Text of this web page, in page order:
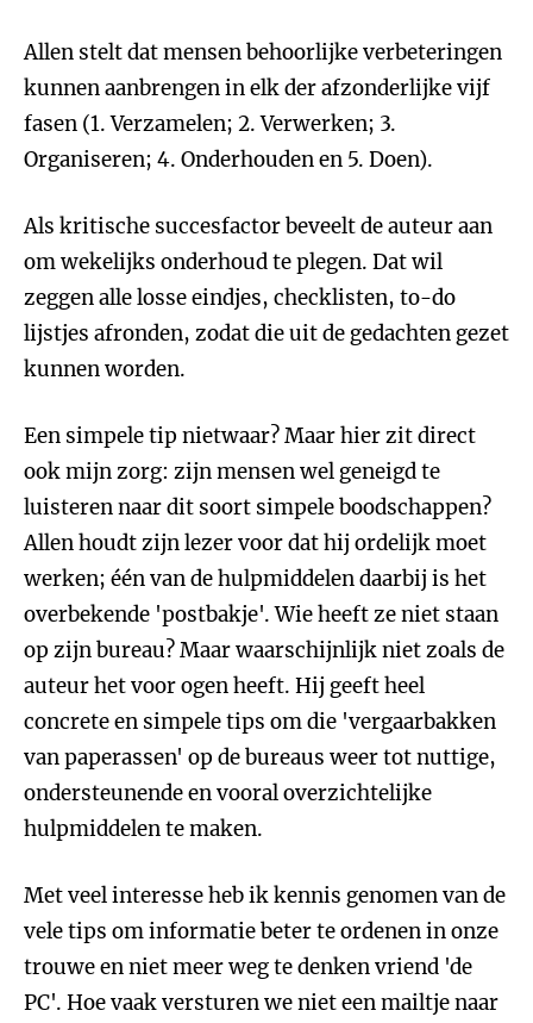
Allen stelt dat mensen behoorlijke verbeteringen
kunnen aanbrengen in elk der afzonderlijke vijf
fasen (1. Verzamelen; 2. Verwerken; 3.
Organiseren; 4. Onderhouden en 5. Doen).
Als kritische succesfactor beveelt de auteur aan
om wekelijks onderhoud te plegen. Dat wil
zeggen alle losse eindjes, checklisten, to-do
lijstjes afronden, zodat die uit de gedachten gezet
kunnen worden.
Een simpele tip nietwaar? Maar hier zit direct
ook mijn zorg: zijn mensen wel geneigd te
luisteren naar dit soort simpele boodschappen?
Allen houdt zijn lezer voor dat hij ordelijk moet
werken; één van de hulpmiddelen daarbij is het
overbekende 'postbakje'. Wie heeft ze niet staan
op zijn bureau? Maar waarschijnlijk niet zoals de
auteur het voor ogen heeft. Hij geeft heel
concrete en simpele tips om die 'vergaarbakken
van paperassen' op de bureaus weer tot nuttige,
ondersteunende en vooral overzichtelijke
hulpmiddelen te maken.
Met veel interesse heb ik kennis genomen van de
vele tips om informatie beter te ordenen in onze
trouwe en niet meer weg te denken vriend 'de
PC'. Hoe vaak versturen we niet een mailtje naar